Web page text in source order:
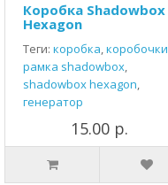
Коробка Shadowbox
Hexagon
Теги: коробка,коробочки
рамка shadowbox,
shadowbox hexagon,
генератор
15.00 р.